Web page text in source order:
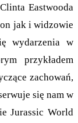
Eastwooda
jak i widzowie
wydarzenia w
przykładem
zachowań,
się nam w
Jurassic World